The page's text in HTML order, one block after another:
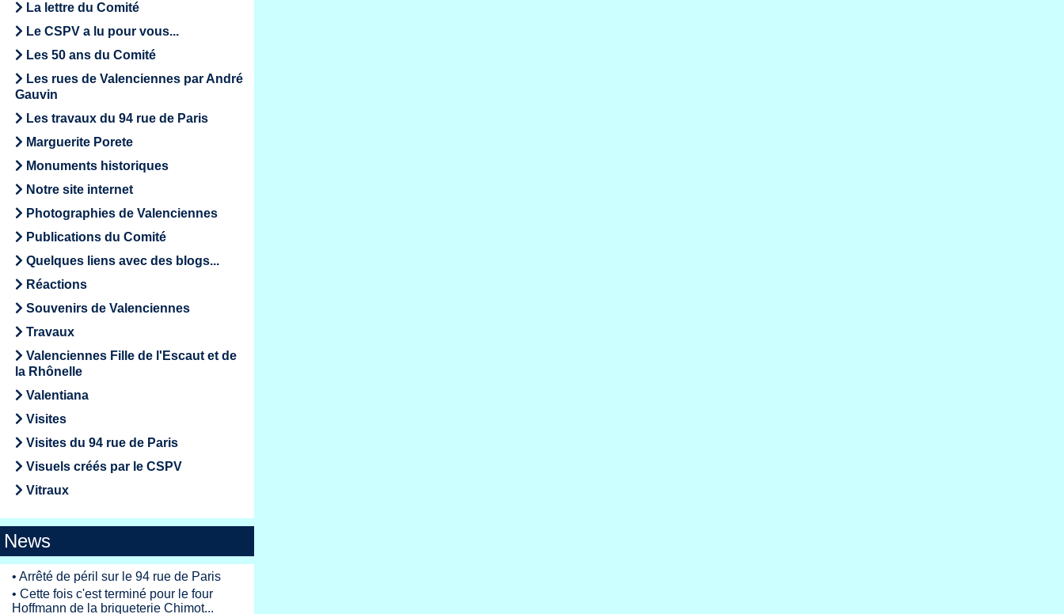
La lettre du Comité
Le CSPV a lu pour vous...
Les 50 ans du Comité
Les rues de Valenciennes par André
Gauvin
Les travaux du 94 rue de Paris
Marguerite Porete
Monuments historiques
Notre site internet
Photographies de Valenciennes
Publications du Comité
Quelques liens avec des blogs...
Réactions
Souvenirs de Valenciennes
Travaux
Valenciennes Fille de l'Escaut et de
la Rhônelle
Valentiana
Visites
Visites du 94 rue de Paris
Visuels créés par le CSPV
Vitraux
News
• Arrêté de péril sur le 94 rue de Paris
• Cette fois c'est terminé pour le four
Hoffmann de la briqueterie Chimot...